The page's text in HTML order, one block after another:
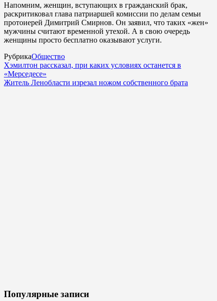
Напомним, женщин, вступающих в гражданский брак,
раскритиковал глава патриаршей комиссии по делам семьи
протоиерей Димитрий Смирнов. Он заявил, что таких «жен»
мужчины считают временной утехой. А в свою очередь
женщины просто бесплатно оказывают услуги.
РубрикаОбщество
Хэмилтон рассказал, при каких условиях останется в
«Мерседесе»
Житель Ленобласти изрезал ножом собственного брата
Популярные записи